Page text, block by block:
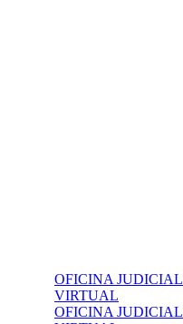
OFICINA JUDICIAL
VIRTUAL
OFICINA JUDICIAL